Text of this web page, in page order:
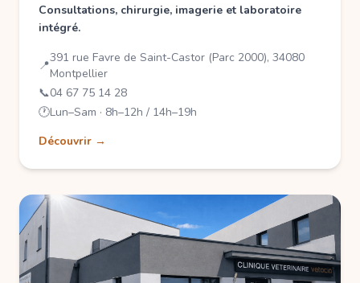
Consultations, chirurgie, imagerie et laboratoire
intégré.
📍
391 rue Favre de Saint-Castor (Parc 2000), 34080
Montpellier
📞04 67 75 14 28
🕐Lun–Sam · 8h–12h / 14h–19h
Découvrir →